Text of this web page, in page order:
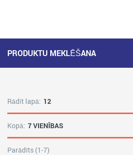
PRODUKTU MEKLĒŠANA
Rādīt lapā: 12
Kopā: 7 VIENĪBAS
Parādīts (1-7)